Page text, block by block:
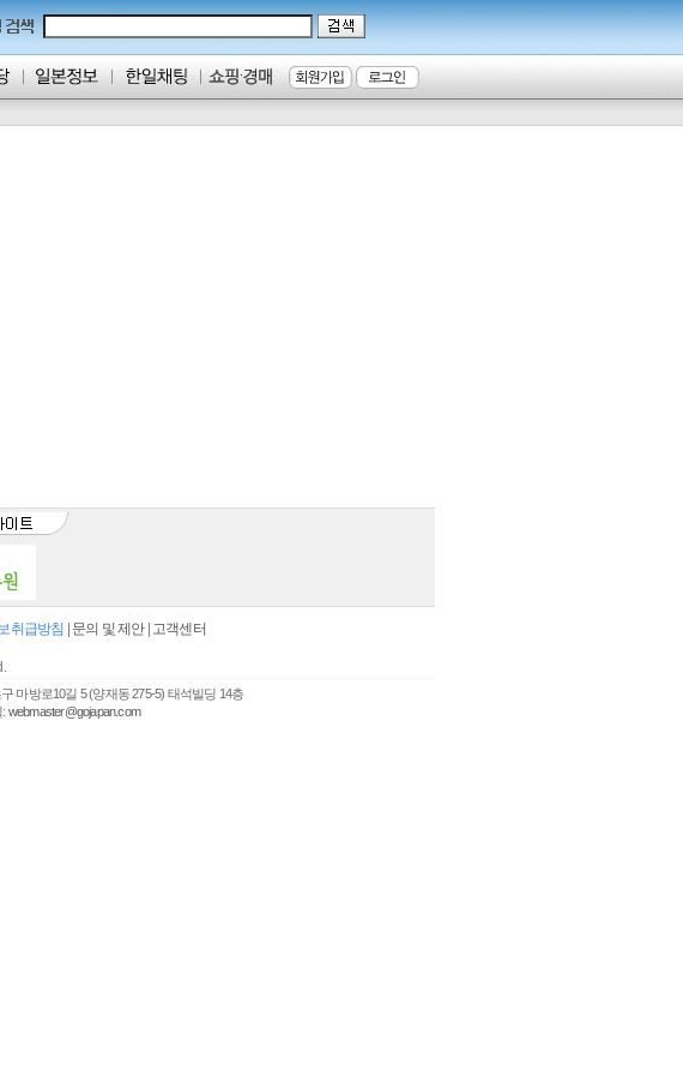
취급방침 문의 및 제안| 고객센터
마방로10길 5 (양재동 275-5) 태석빌딩 14층
webmaster@gojapan.com